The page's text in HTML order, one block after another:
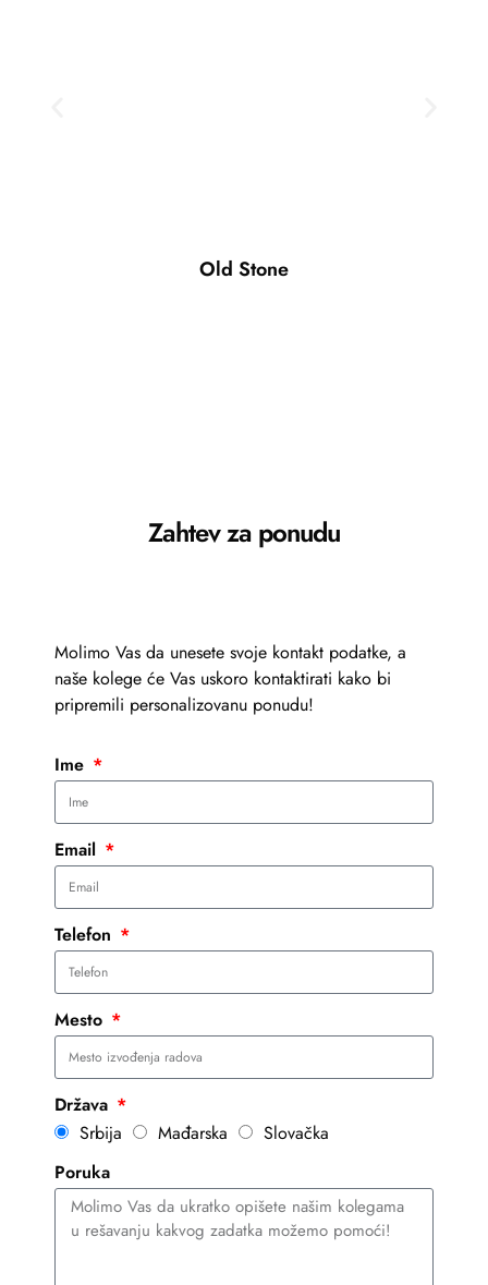
Old Stone
Zahtev za ponudu
Molimo Vas da unesete svoje kontakt podatke, a
naše kolege će Vas uskoro kontaktirati kako bi
pripremili personalizovanu ponudu!
Ime
Email
Telefon
Mesto
Država
Srbija
Mađarska
Slovačka
Poruka